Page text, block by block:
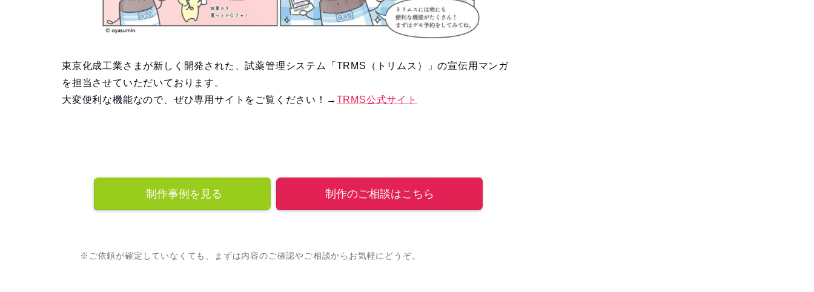
東京化成工業さまが新しく開発された、試薬管理システム「TRMS（トリムス）」の宣伝用マンガ
を担当させていただいております。
大変便利な機能なので、ぜひ専用サイトをご覧ください！→ TRMS公式サイト
制作事例を見る 制作のご相談はこちら
※ご依頼が確定していなくても、まずは内容のご確認やご相談からお気軽にどうぞ。